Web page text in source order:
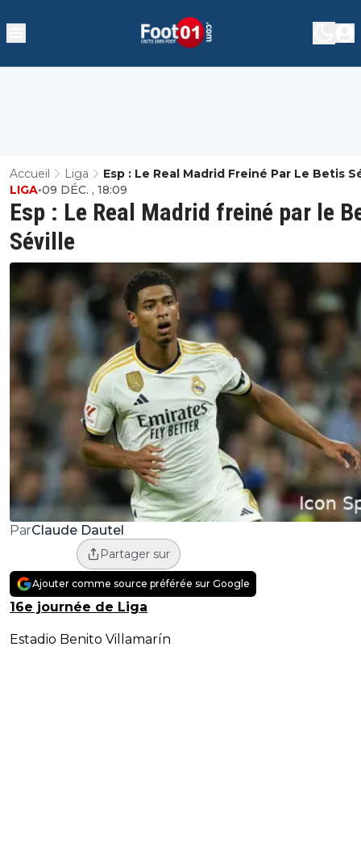
Accueil Liga Esp : Le Real Madrid Freiné Par Le Betis
Esp : Le Real Madrid freiné par le
Séville
LIGA•09 DÉC. , 18:09
ParClaude Dautel
Partager sur
Ajouter comme source préférée sur Google
16e journée de Liga
Estadio Benito Villamarín